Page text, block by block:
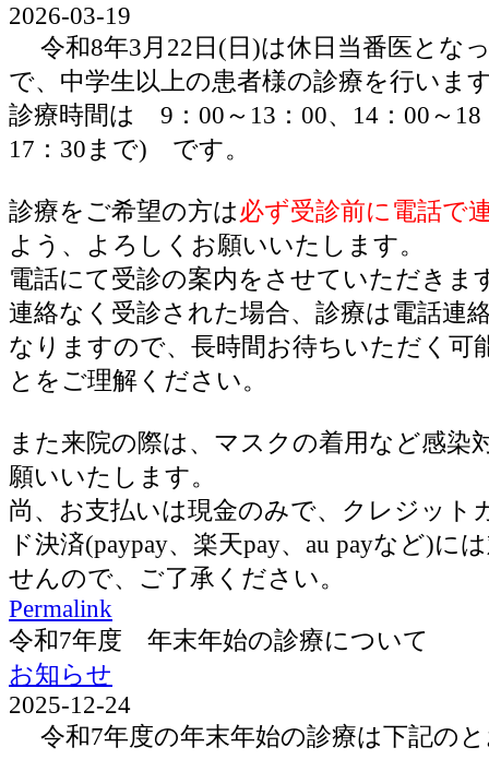
2026-03-19
令和8年3月22日(日)は休日当番医とな
で、中学生以上の患者様の診療を行いま
診療時間は 9：00～13：00、14：00～
17：30まで) です。
診療をご希望の方は必ず受診前に電話で
よう、よろしくお願いいたします。
電話にて受診の案内をさせていただきま
連絡なく受診された場合、診療は電話連
なりますので、長時間お待ちいただく可
とをご理解ください。
また来院の際は、マスクの着用など感染
願いいたします。
尚、お支払いは現金のみで、クレジット
ド決済(paypay、楽天pay、au payなど)に
せんので、ご了承ください。
Permalink
令和7年度 年末年始の診療について
お知らせ
2025-12-24
令和7年度の年末年始の診療は下記の